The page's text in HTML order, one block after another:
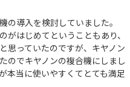
の導入を検討していました。
がはじめてということもあり、
思っていたのですが、キヤノン
のでキヤノンの複合機にしまし
本当に使いやすくてとても満足